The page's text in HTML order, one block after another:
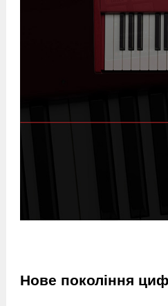
Нове покоління